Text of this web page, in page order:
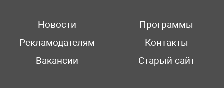
Новости
Программы
Рекламодателям
Контакты
Вакансии
Старый сайт